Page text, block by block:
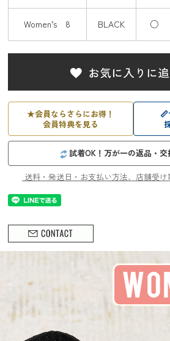
Women’s 8 BLACK ○
★会員ならさらにお得！
会員特典を見る
📏
試着OK！万が一の返品・交
送料・発送日・お支払い方法、店舗受